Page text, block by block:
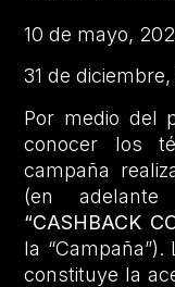
10 de mayo,
31 de
Por medio del
conocer los
campaña
(en adelante
“CASHBACK
la
constituye la